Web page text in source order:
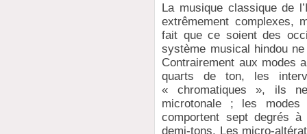
La musique classique de
extrêmement complexes,
fait que ce soient des
système musical hindou
Contrairement aux modes
quarts de ton, les
« chromatiques », ils
microtonale ; les
comportent sept degrés
demi-tons. Les micro-